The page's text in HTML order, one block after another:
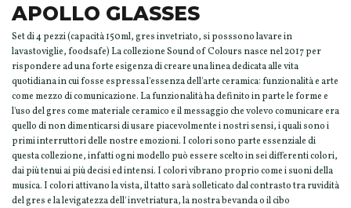
APOLLO GLASSES
Set di 4 pezzi (capacità 150ml, gres invetriato, si posssono lavare in
lavastoviglie, foodsafe) La collezione Sound of Colours nasce nel 2017 per
rispondere ad una forte esigenza di creare una linea dedicata alle vita
quotidiana in cui fosse espressa l'essenza dell'arte ceramica: funzionalità e arte
come mezzo di comunicazione. La funzionalità ha definito in parte le forme e
l'uso del gres come materiale ceramico e il messaggio che volevo comunicare era
quello di non dimenticarsi di usare piacevolmente i nostri sensi, i quali sono i
primi interruttori delle nostre emozioni. I colori sono parte essenziale di
questa collezione, infatti ogni modello può essere scelto in sei differenti colori,
dai più tenui ai più decisi ed intensi. I colori vibrano proprio come i suoni della
musica. I colori attivano la vista, il tatto sarà solleticato dal contrasto tra ruvidità
del gres e la levigatezza dell' invetriatura, la nostra bevanda o il cibo